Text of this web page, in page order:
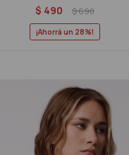
$ 490 $690
28